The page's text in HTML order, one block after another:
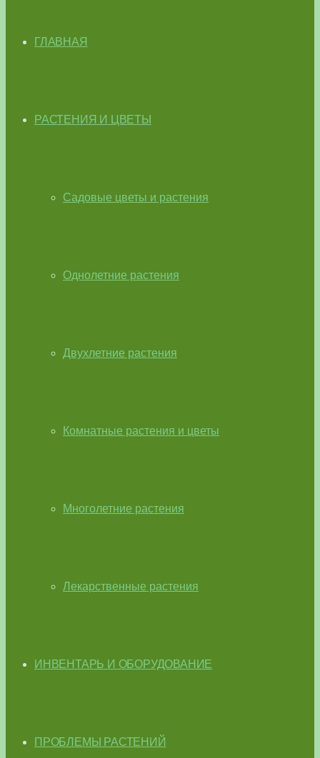
ГЛАВНАЯ
РАСТЕНИЯ И ЦВЕТЫ
Садовые цветы и растения
Однолетние растения
Двухлетние растения
Комнатные растения и цветы
Многолетние растения
Лекарственные растения
ИНВЕНТАРЬ И ОБОРУДОВАНИЕ
ПРОБЛЕМЫ РАСТЕНИЙ